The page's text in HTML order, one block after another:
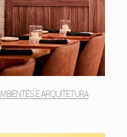
E ARQUITETURA